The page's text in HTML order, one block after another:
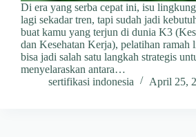
Di era yang serba cepat ini, isu
lagi sekadar tren, tapi sudah jadi
buat kamu yang terjun di dunia K3
dan Kesehatan Kerja), pelatihan ramah
bisa jadi salah satu langkah strategis
menyelaraskan antara…
sertifikasi indonesia
April 25,